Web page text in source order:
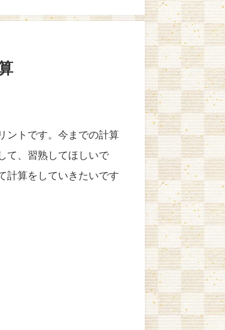
ントです。今までの計算
て、習熟してほしいで
計算をしていきたいです